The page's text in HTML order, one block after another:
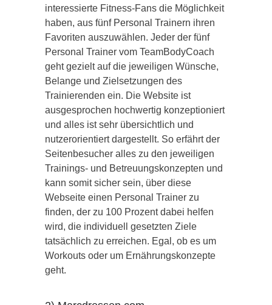
interessierte Fitness-Fans die Möglichkeit
haben, aus fünf Personal Trainern ihren
Favoriten auszuwählen. Jeder der fünf
Personal Trainer vom TeamBodyCoach
geht gezielt auf die jeweiligen Wünsche,
Belange und Zielsetzungen des
Trainierenden ein. Die Website ist
ausgesprochen hochwertig konzeptioniert
und alles ist sehr übersichtlich und
nutzerorientiert dargestellt. So erfährt der
Seitenbesucher alles zu den jeweiligen
Trainings- und Betreuungskonzepten und
kann somit sicher sein, über diese
Webseite einen Personal Trainer zu
finden, der zu 100 Prozent dabei helfen
wird, die individuell gesetzten Ziele
tatsächlich zu erreichen. Egal, ob es um
Workouts oder um Ernährungskonzepte
geht.